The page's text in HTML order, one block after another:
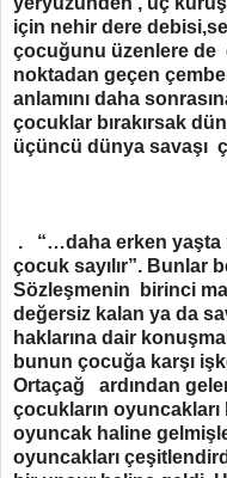
için nehir dere
çocuğunu üzenlere de
noktadan geçen
anlamını daha
çocuklar bırakırsak
üçüncü dünya savaşı
. “…daha erken yaşta
çocuk sayılır”. Bunlar
Sözleşmenin birinci
değersiz kalan ya da
haklarına dair
bunun çocuğa karşı
Ortaçağ ardından
çocukların
oyuncak haline
oyuncakları